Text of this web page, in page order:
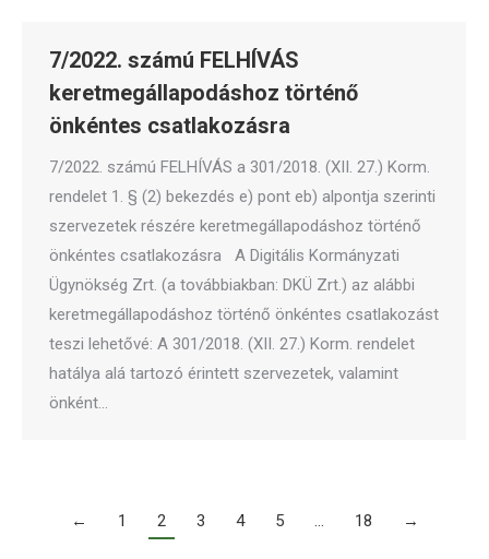
7/2022. számú FELHÍVÁS
keretmegállapodáshoz történő
önkéntes csatlakozásra
7/2022. számú FELHÍVÁS a 301/2018. (XII. 27.) Korm.
rendelet 1. § (2) bekezdés e) pont eb) alpontja szerinti
szervezetek részére keretmegállapodáshoz történő
önkéntes csatlakozásra A Digitális Kormányzati
Ügynökség Zrt. (a továbbiakban: DKÜ Zrt.) az alábbi
keretmegállapodáshoz történő önkéntes csatlakozást
teszi lehetővé: A 301/2018. (XII. 27.) Korm. rendelet
hatálya alá tartozó érintett szervezetek, valamint
önként…
← 1 2 3 4 5 … 18 →